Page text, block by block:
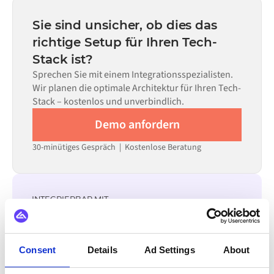
Consent Details Ad Settings About
allein nicht ausreicht.
statt Monaten einsatzbereit, abhängig von der
Komplexität des Data Mappings, der Anzahl der
erforderlichen Datenflüsse und Ihrem internen
Prüfprozess. Vorgefertigte Konnektoren für viele
Systeme sind im Alumio Marketplace verfügbar, was die
Einrichtungszeit erheblich verkürzt.
Sie sind unsicher, ob dies das
richtige Setup für Ihren Tech-
Stack ist?
Sprechen Sie mit einem Integrationsspezialisten.
Wir planen die optimale Architektur für Ihren Tech-
Stack – kostenlos und unverbindlich.
Demo anfordern
30-minütiges Gespräch | Kostenlose Beratung
INTEGRIERBAR MIT
XL-ENZ
X12 WordPress Zendesk